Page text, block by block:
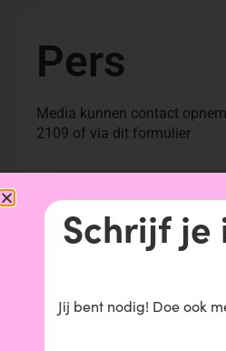
Pers
Media kunnen contact
2109 of via dit formulier
Email
Bericht
Schrijf je
Jij bent nodig! Doe ook